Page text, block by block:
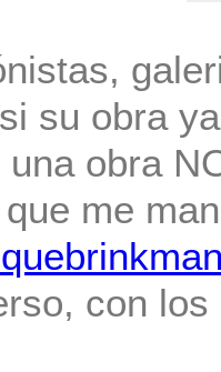
su obra
obra
me
con